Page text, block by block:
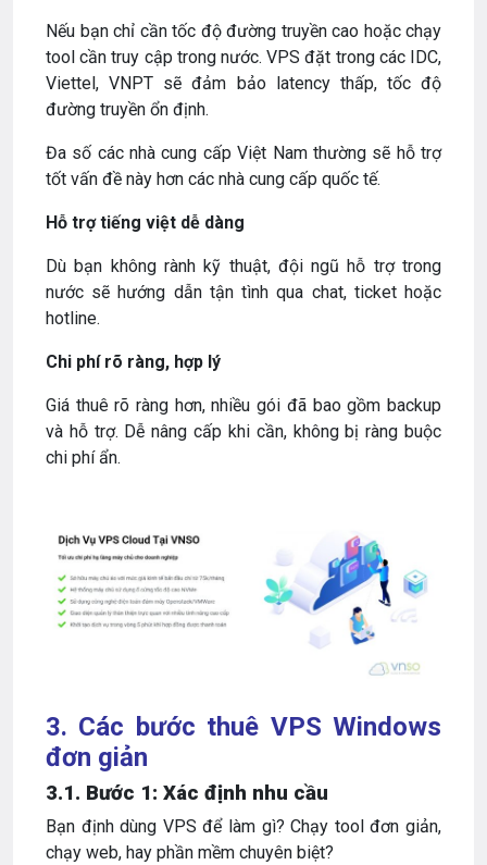
Nếu bạn chỉ cần tốc độ đường truyền cao hoặc chạy
tool cần truy cập trong nước. VPS đặt trong các IDC,
Viettel, VNPT sẽ đảm bảo latency thấp, tốc độ
đường truyền ổn định.
Đa số các nhà cung cấp Việt Nam thường sẽ hỗ trợ
tốt vấn đề này hơn các nhà cung cấp quốc tế.
Hỗ trợ tiếng việt dễ dàng
Dù bạn không rành kỹ thuật, đội ngũ hỗ trợ trong
nước sẽ hướng dẫn tận tình qua chat, ticket hoặc
hotline.
Chi phí rõ ràng, hợp lý
Giá thuê rõ ràng hơn, nhiều gói đã bao gồm backup
và hỗ trợ. Dễ nâng cấp khi cần, không bị ràng buộc
chi phí ẩn.
3. Các bước thuê VPS Windows
đơn giản
3.1. Bước 1: Xác định nhu cầu
Bạn định dùng VPS để làm gì? Chạy tool đơn giản,
chạy web, hay phần mềm chuyên biệt?